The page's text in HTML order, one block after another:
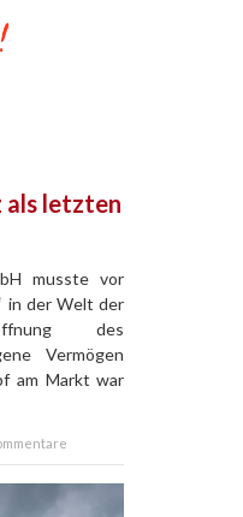
als letzten
musste vor
in der Welt der
des
Vermögen
am Markt war